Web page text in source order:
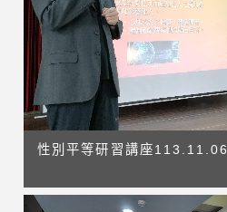
性別平等研習講座113.11.06